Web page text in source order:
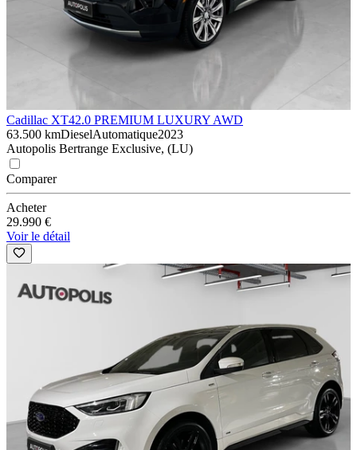
Cadillac XT42.0 PREMIUM LUXURY AWD
63.500 kmDieselAutomatique2023
Autopolis Bertrange Exclusive, (LU)
Comparer
Acheter
29.990 €
Voir le détail